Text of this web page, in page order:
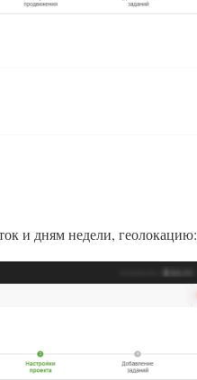
и дням недели, геолокацию: